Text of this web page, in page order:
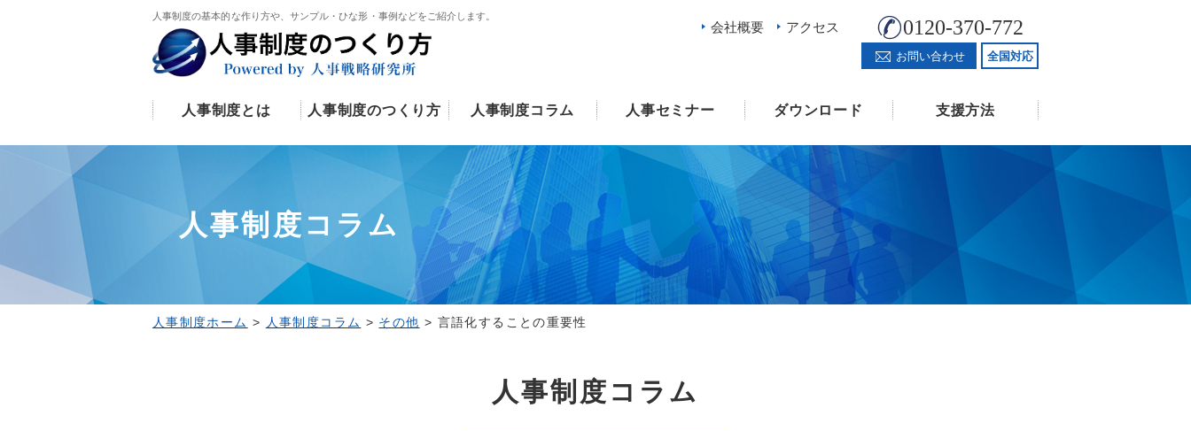
人事制度の基本的な作り方や、サンプル・ひな形・事例などをご紹介します。
会社概要 アクセス 0120-370-772
お問い合わせ 全国対応
人事制度とは 人事制度のつくり方 人事制度コラム 人事セミナー ダウンロード 支援方法
人事制度コラム
人事制度ホーム > 人事制度コラム > その他 > 言語化することの重要性
人事制度コラム